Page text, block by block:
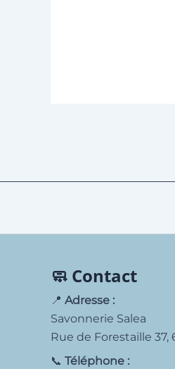
🧼 Contact
📍 Adresse :
Savonnerie Salea
Rue de Forestaille 37,
📞 Téléphone :